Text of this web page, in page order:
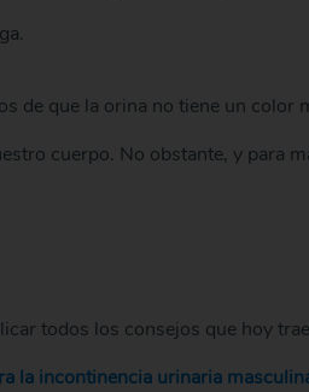
que la orina no tiene un color
cuerpo. No obstante, y para
todos los consejos que hoy
la incontinencia urinaria